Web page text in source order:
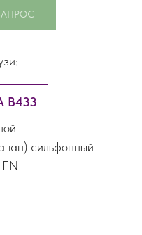
В433
сильфонный